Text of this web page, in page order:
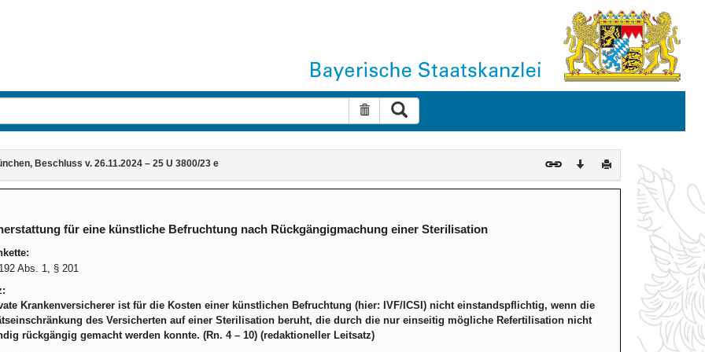
Suche zurücksetzen
Beschluss v. 26.11.2024 – 25 U 3800/23 e DownloadDrucken
für eine künstliche Befruchtung nach Rückgängigmachung einer Sterilisation
Abs. 1, § 201
Krankenversicherer ist für die Kosten einer künstlichen Befruchtung (hier: IVF/ICSI) nicht einstandspflichtig, wenn die
des Versicherten auf einer Sterilisation beruht, die durch die nur einseitig mögliche Refertilisation nicht
rückgängig gemacht werden konnte. (Rn. 4 – 10) (redaktioneller Leitsatz)